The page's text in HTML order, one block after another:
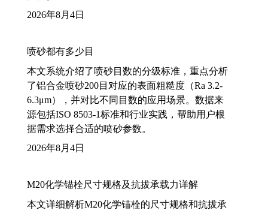
2026年8月4日
喷砂都有多少目
本文系统介绍了喷砂目数的分级标准，重点分析
了铝合金喷砂200目对应的表面粗糙度（Ra 3.2-
6.3μm），并对比不同目数的应用场景。数据来
源包括ISO 8503-1标准和行业实践，帮助用户根
据需求选择合适的喷砂参数。
2026年8月4日
M20化学锚栓尺寸规格及抗拔承载力详解
本文详细解析M20化学锚栓的尺寸规格和抗拔承